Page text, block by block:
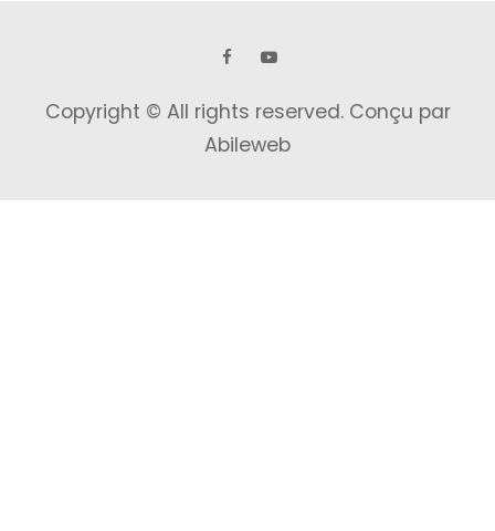
Copyright © All rights reserved. Conçu par
Abileweb